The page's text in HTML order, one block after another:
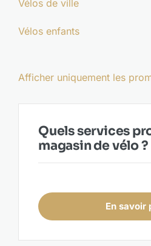
À propos
Vélos de ville
Vélos enfants
Afficher uniquement les
Quels services
magasin de vélo ?
En savoir